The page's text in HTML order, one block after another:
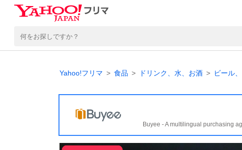
Yahoo!フリマ 食品 ドリンク、水、お酒 ビール
Buyee - A multilingual purchasing